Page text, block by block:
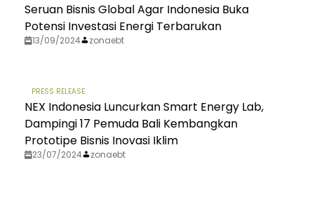
Seruan Bisnis Global Agar Indonesia Buka
Potensi Investasi Energi Terbarukan
13/09/2024 zonaebt
PRESS RELEASE
NEX Indonesia Luncurkan Smart Energy Lab,
Dampingi 17 Pemuda Bali Kembangkan
Prototipe Bisnis Inovasi Iklim
23/07/2024 zonaebt